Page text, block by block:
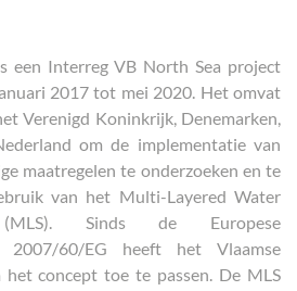
een Interreg VB North Sea project
2017 tot mei 2020. Het omvat
Verenigd Koninkrijk, Denemarken,
om de implementatie van
maatregelen te onderzoeken en te
van het Multi-Layered Water
Sinds de Europese
2007/60/EG heeft het Vlaamse
concept toe te passen. De MLS